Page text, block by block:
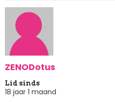
ZENODotus
Lid sinds
18 jaar 1 maand